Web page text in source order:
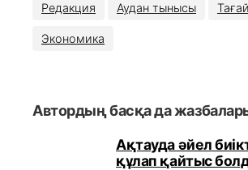
Редакция Аудан тынысы
Экономика
Автордың басқа да
Ақтауда әйел
құлап қайтыс